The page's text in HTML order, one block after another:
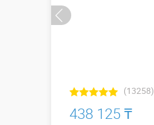
(13258)
438 125 ₸